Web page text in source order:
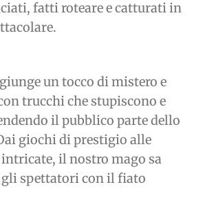
fatti roteare e catturati in
un tocco di mistero e
trucchi che stupiscono e
il pubblico parte dello
giochi di prestigio alle
il nostro mago sa
gli spettatori con il fiato